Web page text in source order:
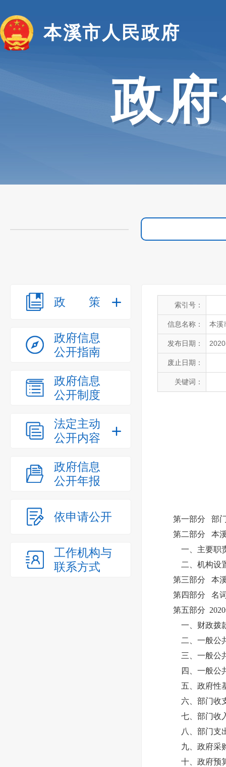
本溪市人民政府
政
政策
政府信息
公开指南
政府信息
公开制度
法定主动
公开内容
政府信息
公开年报
依申请公开
工作机构与
联系方式
索引号：
信息名称： 本溪
发布日期：
废止日期：
关键词：
第一部分 部
第二部分 本
一、主要职
二、机构设
第三部分 本
第四部分 名
第五部分
一、财政拨
二、一般公
三、一般公
四、一般公
五、政府性
六、部门收
七、部门收
八、部门支
九、政府采
十、政府预